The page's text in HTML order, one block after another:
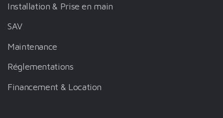
Installation & Prise en main
SAV
Maintenance
Réglementations
Financement & Location